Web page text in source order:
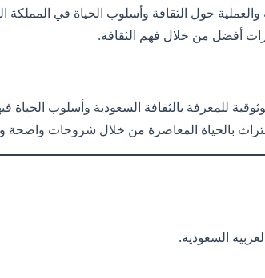
حول الثقافة وأسلوب الحياة في المملكة
أفضل من خلال فهم الثقافة.
للمعرفة بالثقافة السعودية وأسلوب الحياة
بالحياة المعاصرة من خلال شروحات واضحة
السعودية.